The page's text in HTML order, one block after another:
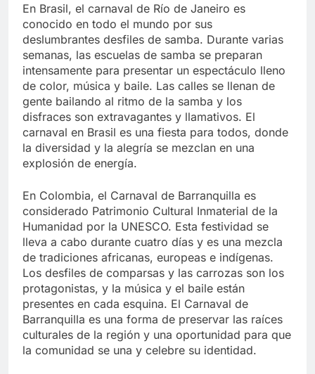
En Brasil, el carnaval de Río de Janeiro es
conocido en todo el mundo por sus
deslumbrantes desfiles de samba. Durante varias
semanas, las escuelas de samba se preparan
intensamente para presentar un espectáculo lleno
de color, música y baile. Las calles se llenan de
gente bailando al ritmo de la samba y los
disfraces son extravagantes y llamativos. El
carnaval en Brasil es una fiesta para todos, donde
la diversidad y la alegría se mezclan en una
explosión de energía.
En Colombia, el Carnaval de Barranquilla es
considerado Patrimonio Cultural Inmaterial de la
Humanidad por la UNESCO. Esta festividad se
lleva a cabo durante cuatro días y es una mezcla
de tradiciones africanas, europeas e indígenas.
Los desfiles de comparsas y las carrozas son los
protagonistas, y la música y el baile están
presentes en cada esquina. El Carnaval de
Barranquilla es una forma de preservar las raíces
culturales de la región y una oportunidad para que
la comunidad se una y celebre su identidad.